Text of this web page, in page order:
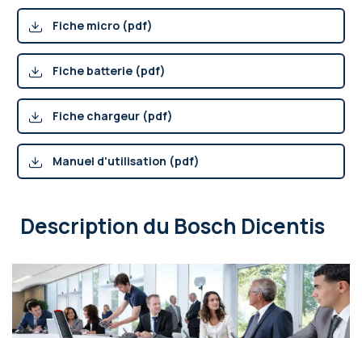
Fiche micro (pdf)
Fiche batterie (pdf)
Fiche chargeur (pdf)
Manuel d'utilisation (pdf)
Description du Bosch Dicentis